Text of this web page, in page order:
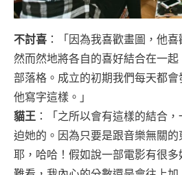
不討喜 ：「因為我喜歡畫圖，他喜
然而然地將各自的喜好結合在一
部落格。成立的初期我們每天都會
他寫字這樣。」
貓王 ：「之所以會有這樣的結合
迫她的。因為只要是跟音樂無關
耶，哈哈！假如說一部電影有很